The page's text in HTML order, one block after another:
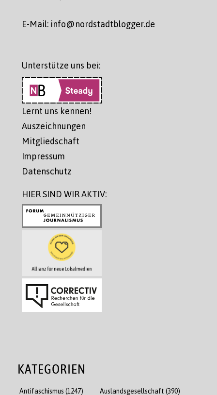
E-Mail: info@nordstadtblogger.de
Unterstütze uns bei:
Lernt uns kennen!
Auszeichnungen
Mitgliedschaft
Impressum
Datenschutz
HIER SIND WIR AKTIV:
KATEGORIEN
Antifaschismus (1247) Auslandsgesellschaft (390)